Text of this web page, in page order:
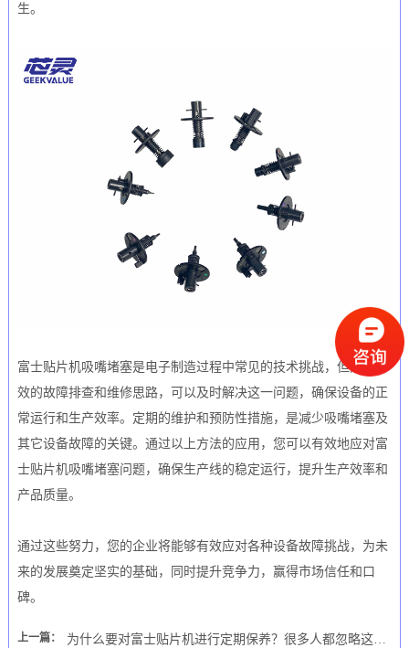
生。
富士贴片机吸嘴堵塞是电子制造过程中常见的技术挑战，但通过有
效的故障排查和维修思路，可以及时解决这一问题，确保设备的正
常运行和生产效率。定期的维护和预防性措施，是减少吸嘴堵塞及
其它设备故障的关键。通过以上方法的应用，您可以有效地应对富
士贴片机吸嘴堵塞问题，确保生产线的稳定运行，提升生产效率和
产品质量。
通过这些努力，您的企业将能够有效应对各种设备故障挑战，为未
来的发展奠定坚实的基础，同时提升竞争力，赢得市场信任和口
碑。
上一篇： 为什么要对富士贴片机进行定期保养？很多人都忽略这一点